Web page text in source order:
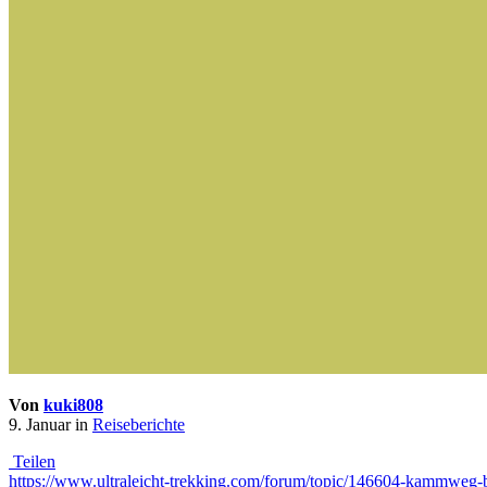
Von kuki808
9. Januarin Reiseberichte
Teilen
https://www.ultraleicht-trekking.com/forum/topic/146604-